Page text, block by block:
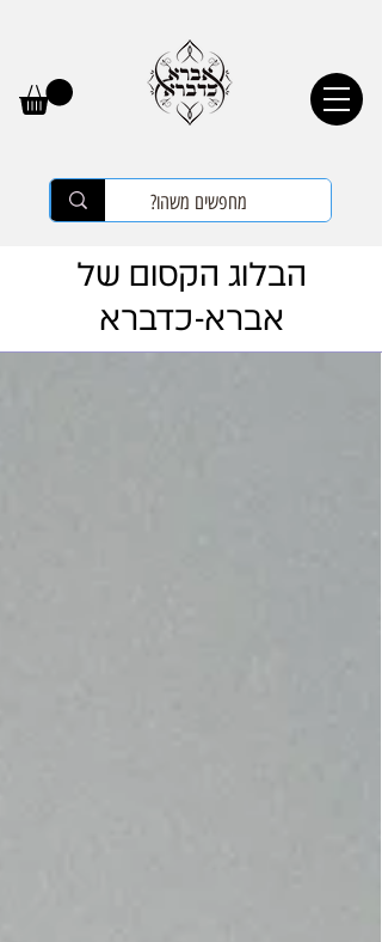
הבלוג הקסום של
אברא-כדברא